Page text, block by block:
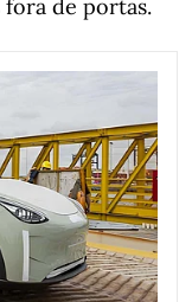
fora de portas.